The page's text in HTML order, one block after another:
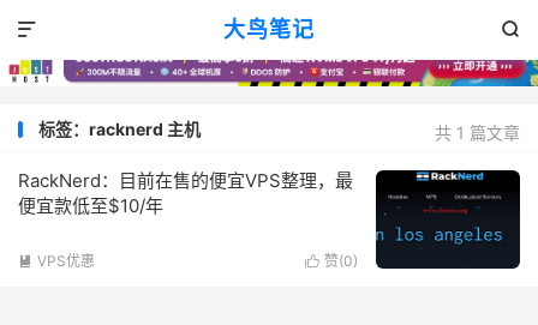
大鸟笔记 

共 1 篇文章
标签：racknerd 主机
RackNerd：目前在售的便宜VPS整理，最
便宜款低至$10/年
 赞(0)
 VPS优惠